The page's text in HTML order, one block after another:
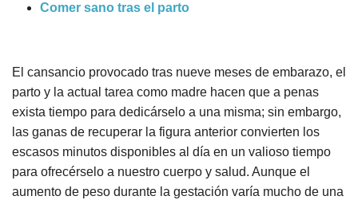
Comer sano tras el parto
El cansancio provocado tras nueve meses de embarazo, el
parto y la actual tarea como madre hacen que a penas
exista tiempo para dedicárselo a una misma; sin embargo,
las ganas de recuperar la figura anterior convierten los
escasos minutos disponibles al día en un valioso tiempo
para ofrecérselo a nuestro cuerpo y salud. Aunque el
aumento de peso durante la gestación varía mucho de una